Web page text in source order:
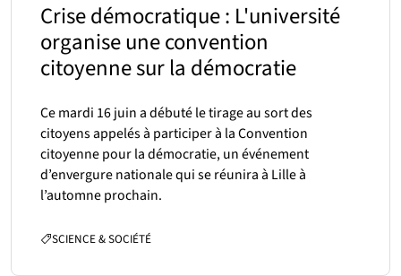
Crise démocratique : L'université
organise une convention
citoyenne sur la démocratie
Ce mardi 16 juin a débuté le tirage au sort des
citoyens appelés à participer à la Convention
citoyenne pour la démocratie, un événement
d’envergure nationale qui se réunira à Lille à
l’automne prochain.
CATÉGORIES :
SCIENCE & SOCIÉTÉ